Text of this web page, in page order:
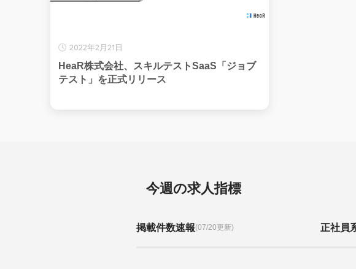
2022年2月21日
HeaR株式会社、スキルテストSaaS「ジョブ
テスト」を正式リリース
今週の求人指標
掲載件数速報(07/20更新) 正社員